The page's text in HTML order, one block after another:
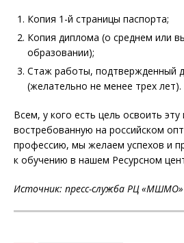
Копия 1-й страницы паспорта;
Копия диплома (о среднем или
образовании);
Стаж работы, подтвержденный
(желательно не менее трех лет).
Всем, у кого есть цель освоить эту
востребованную на российском
профессию, мы желаем успехов и
к обучению в нашем Ресурсном
Источник: пресс-служба РЦ «МШМО»